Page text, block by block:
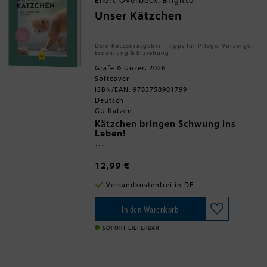
Verhaltensdolmetscher erklärt
darüber hinaus typische
Unser Kätzchen
Dein Katzenratgeber - Tipps für Pflege, Vorsorge,
Ernährung & Erziehung
Gräfe & Unzer, 2026
Softcover
ISBN/EAN: 9783758901799
Deutsch
GU Katzen
Kätzchen bringen Schwung ins
Leben!
bis zur wohligen Erschöpfung,
schmusen mit Hingabe und
erforschen jeden Winkel. Was ein
Katzenkind in den ersten Monaten
lernt und erlebt, prägt sein ganzes
Leben. Nutzen Sie diese wichtige
Zeit und gestalten Sie sie so, dass
aus Ihrem Kätzchen eine
12,99 €
Versandkostenfrei in DE
In den Warenkorb
SOFORT LIEFERBAR